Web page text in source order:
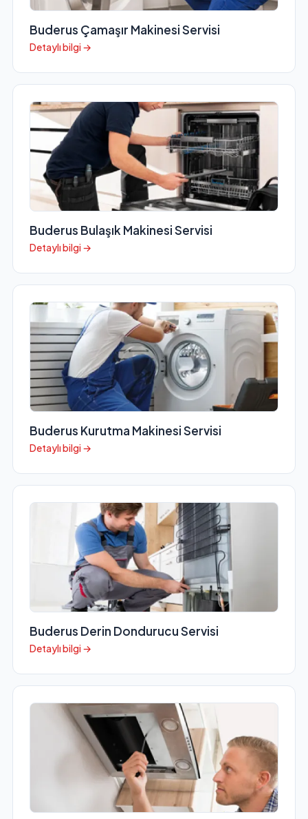
Buderus Çamaşır Makinesi Servisi
Detaylı bilgi →
Buderus Bulaşık Makinesi Servisi
Detaylı bilgi →
Buderus Kurutma Makinesi Servisi
Detaylı bilgi →
Buderus Derin Dondurucu Servisi
Detaylı bilgi →